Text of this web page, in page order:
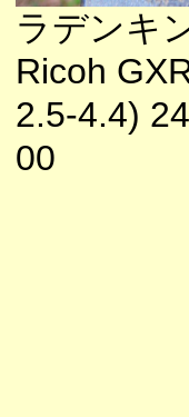
ラデンキ
Ricoh
2.5-4.4)
00